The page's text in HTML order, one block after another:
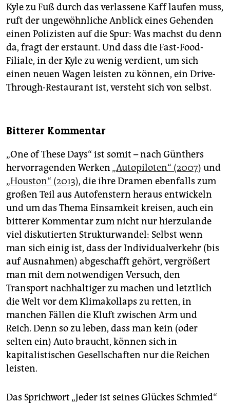
Kyle zu Fuß durch das verlassene Kaff laufen muss,
ruft der ungewöhnliche Anblick eines Gehenden
einen Polizisten auf die Spur: Was machst du denn
da, fragt der erstaunt. Und dass die Fast-Food-
Filiale, in der Kyle zu wenig verdient, um sich
einen neuen Wagen leisten zu können, ein Drive-
Through-Restaurant ist, versteht sich von selbst.
Bitterer Kommentar
„One of These Days“ ist somit – nach Günthers
hervorragenden Werken „Autopiloten“ (2007) und
„Houston“ (2013), die ihre Dramen ebenfalls zum
großen Teil aus Autofenstern heraus entwickeln
und um das Thema Einsamkeit kreisen, auch ein
bitterer Kommentar zum nicht nur hierzulande
viel diskutierten Strukturwandel: Selbst wenn
man sich einig ist, dass der Individualverkehr (bis
auf Ausnahmen) abgeschafft gehört, vergrößert
man mit dem notwendigen Versuch, den
Transport nachhaltiger zu machen und letztlich
die Welt vor dem Klimakollaps zu retten, in
manchen Fällen die Kluft zwischen Arm und
Reich. Denn so zu leben, dass man kein (oder
selten ein) Auto braucht, können sich in
kapitalistischen Gesellschaften nur die Reichen
leisten.
Das Sprichwort „Jeder ist seines Glückes Schmied“